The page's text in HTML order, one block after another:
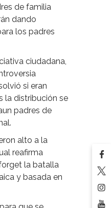
de familia
dando
los padres
ciudadana,
si eran
la distribución se
padres de
alto a la
reafirma
la batalla
y basada en